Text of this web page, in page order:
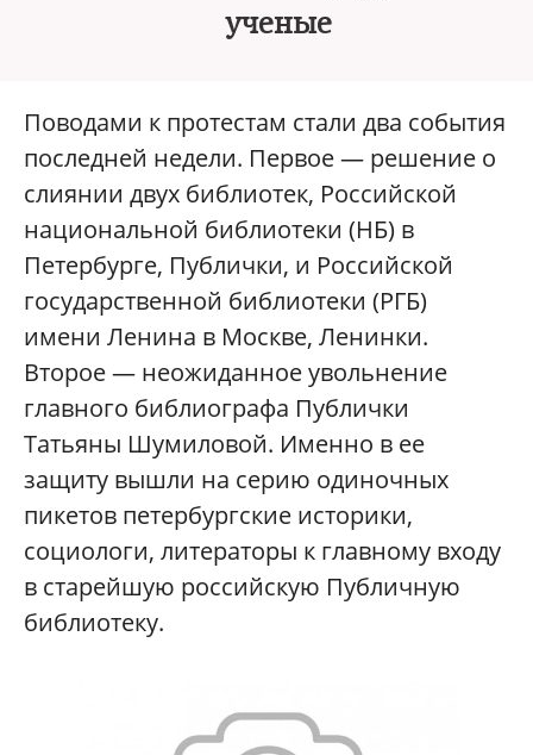
ученые
Поводами к протестам стали два события
последней недели. Первое — решение о
слиянии двух библиотек, Российской
национальной библиотеки (НБ) в
Петербурге, Публички, и Российской
государственной библиотеки (РГБ)
имени Ленина в Москве, Ленинки.
Второе — неожиданное увольнение
главного библиографа Публички
Татьяны Шумиловой. Именно в ее
защиту вышли на серию одиночных
пикетов петербургские историки,
социологи, литераторы к главному входу
в старейшую российскую Публичную
библиотеку.